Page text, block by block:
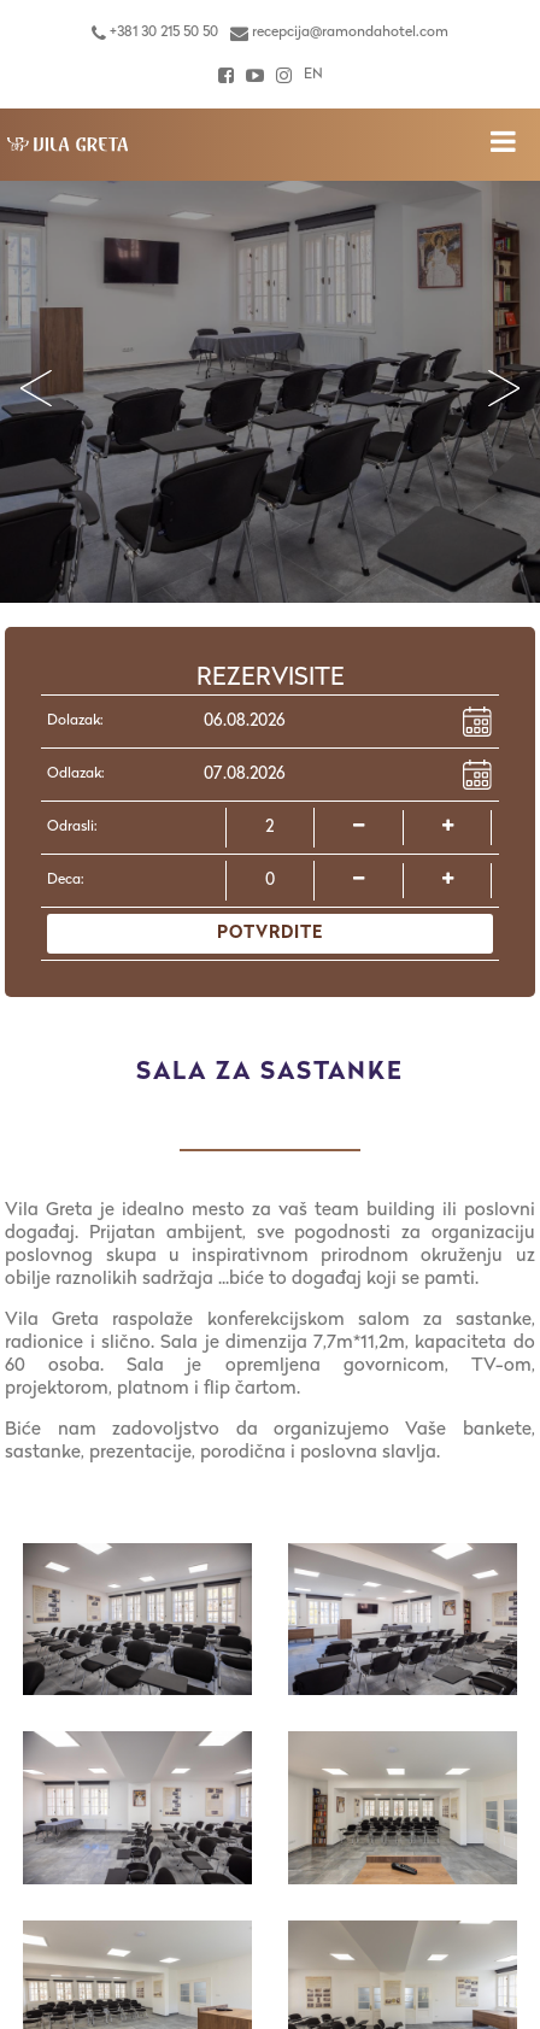
+381 30 215 50 50 recepcija@ramondahotel.com
EN
REZERVISITE
Dolazak:
Odlazak:
Odrasli:
Deca:
POTVRDITE
SALA ZA SASTANKE
Vila Greta je idealno mesto za vaš team building ili poslovni
događaj. Prijatan ambijent, sve pogodnosti za organizaciju
poslovnog skupa u inspirativnom prirodnom okruženju uz
obilje raznolikih sadržaja ...biće to događaj koji se pamti.
Vila Greta raspolaže konferekcijskom salom za sastanke,
radionice i slično. Sala je dimenzija 7,7m*11,2m, kapaciteta do
60 osoba. Sala je opremljena govornicom, TV-om,
projektorom, platnom i flip čartom.
Biće nam zadovoljstvo da organizujemo Vaše bankete,
sastanke, prezentacije, porodična i poslovna slavlja.